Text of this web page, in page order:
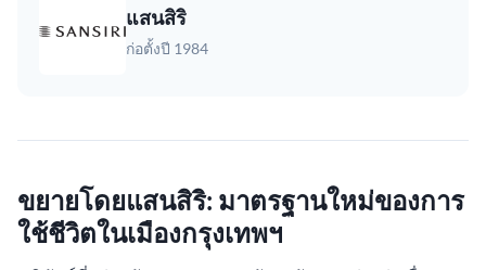
แสนสิริ
ก่อตั้งปี 1984
ขยายโดยแสนสิริ: มาตรฐานใหม่ของการ
ใช้ชีวิตในเมืองกรุงเทพฯ